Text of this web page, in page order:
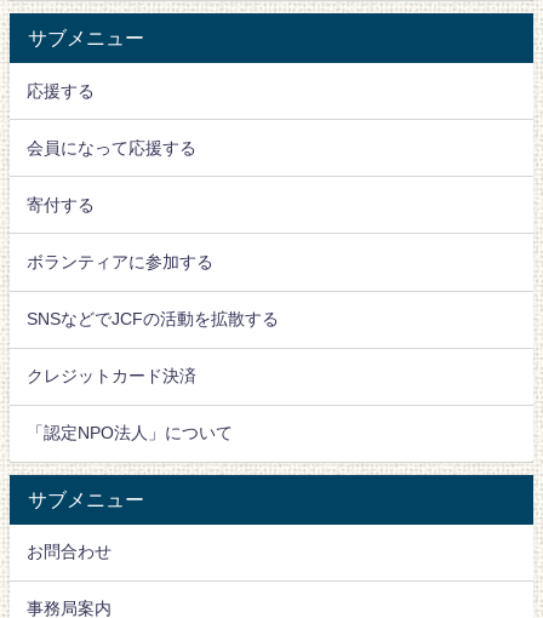
サブメニュー
応援する
会員になって応援する
寄付する
ボランティアに参加する
SNSなどでJCFの活動を拡散する
クレジットカード決済
「認定NPO法人」について
サブメニュー
お問合わせ
事務局案内